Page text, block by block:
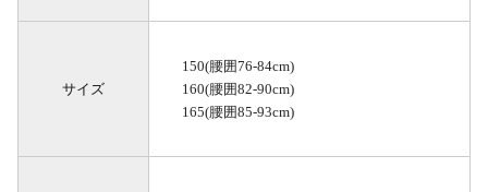
サイズ
150(腰囲76-84cm)
160(腰囲82-90cm)
165(腰囲85-93cm)